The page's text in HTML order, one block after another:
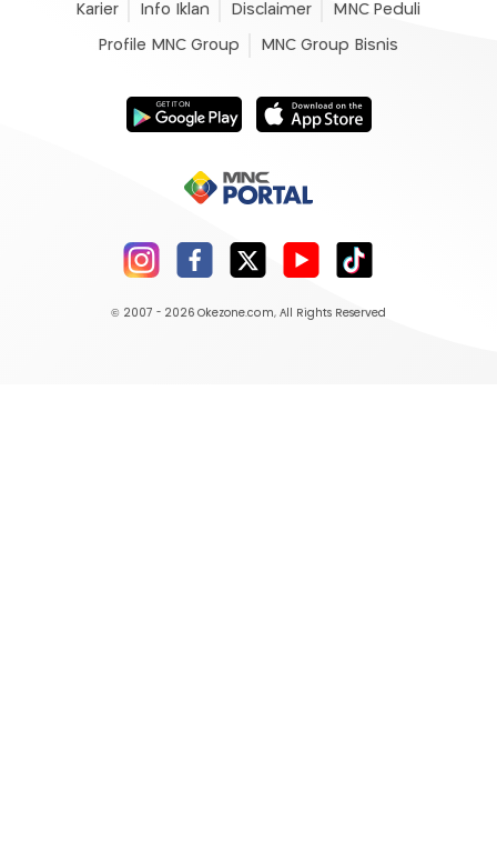
Karier Info Iklan Disclaimer MNC Peduli
Profile MNC Group MNC Group Bisnis
© 2007 - 2026 Okezone.com, All Rights Reserved